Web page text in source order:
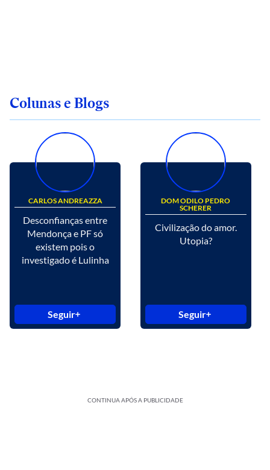
Colunas e Blogs
CARLOS ANDREAZZA
Desconfianças entre
Mendonça e PF só
existem pois o
investigado é Lulinha
Seguir
DOM ODILO PEDRO
SCHERER
Civilização do amor.
Utopia?
Seguir
CONTINUA APÓS A PUBLICIDADE